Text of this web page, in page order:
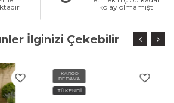
kolay olmamıştı
İlginizi Çekebilir
KARGO
BEDAVA
TÜKENDİ